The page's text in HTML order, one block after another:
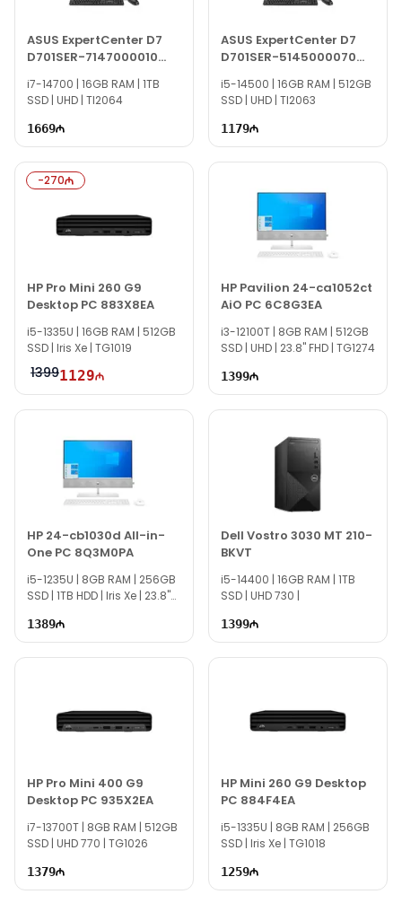
ASUS ExpertCenter D7
D701SER-7147000010
90PF05N1-M000S0
i7-14700 | 16GB RAM | 1TB
SSD | UHD | TI2064
1669
ASUS ExpertCenter D7
D701SER-5145000070
90PF05N1-M006F0
i5-14500 | 16GB RAM | 512GB
SSD | UHD | TI2063
1179
-270
HP Pro Mini 260 G9
Desktop PC 883X8EA
i5-1335U | 16GB RAM | 512GB
SSD | Iris Xe | TG1019
13991129
HP Pavilion 24-ca1052ct
AiO PC 6C8G3EA
i3-12100T | 8GB RAM | 512GB
SSD | UHD | 23.8" FHD | TG1274
1399
HP 24-cb1030d All-in-
One PC 8Q3M0PA
i5-1235U | 8GB RAM | 256GB
SSD | 1TB HDD | Iris Xe | 23.8"
1389
Dell Vostro 3030 MT 210-
BKVT
i5-14400 | 16GB RAM | 1TB
SSD | UHD 730 |
1399
HP Pro Mini 400 G9
Desktop PC 935X2EA
i7-13700T | 8GB RAM | 512GB
SSD | UHD 770 | TG1026
1379
HP Mini 260 G9 Desktop
PC 884F4EA
i5-1335U | 8GB RAM | 256GB
SSD | Iris Xe | TG1018
1259